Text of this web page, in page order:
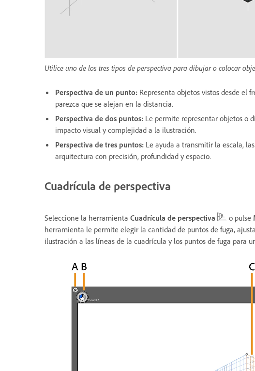
Utilice uno de los tres tipos de perspectiva para dibujar o colocar
Perspectiva de un punto: Representa objetos vistos desde el
parezca que se alejan en la distancia.
Perspectiva de dos puntos: Le permite representar objetos o
impacto visual y complejidad a la ilustración.
Perspectiva de tres puntos: Le ayuda a transmitir la escala,
arquitectura con precisión, profundidad y espacio.
Cuadrícula de perspectiva
Seleccione la herramienta Cuadrícula de perspectiva o pulse
herramienta le permite elegir la cantidad de puntos de fuga,
ilustración a las líneas de la cuadrícula y los puntos de fuga para